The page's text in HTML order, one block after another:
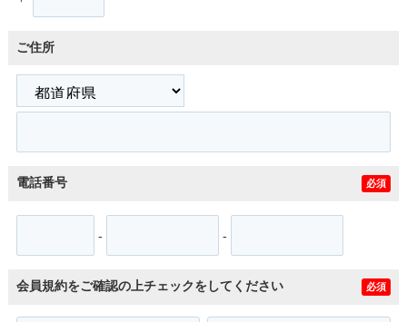
ご住所
電話番号 必須
- -
会員規約をご確認の上チェックをしてください 必須